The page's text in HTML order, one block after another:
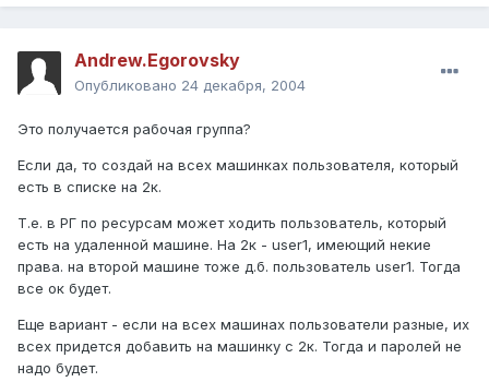
Andrew.Egorovsky
Опубликовано 24 декабря, 2004
Это получается рабочая группа?
Если да, то создай на всех машинках пользователя, который
есть в списке на 2к.
Т.е. в РГ по ресурсам может ходить пользователь, который
есть на удаленной машине. На 2к - user1, имеющий некие
права. на второй машине тоже д.б. пользователь user1. Тогда
все ок будет.
Еще вариант - если на всех машинах пользователи разные, их
всех придется добавить на машинку с 2к. Тогда и паролей не
надо будет.